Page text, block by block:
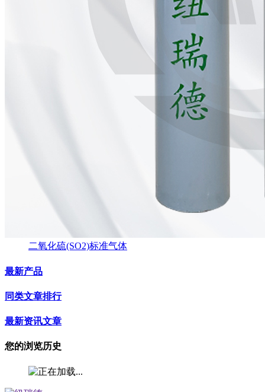
二氧化硫(SO2)标准气体
最新产品
同类文章排行
最新资讯文章
您的浏览历史